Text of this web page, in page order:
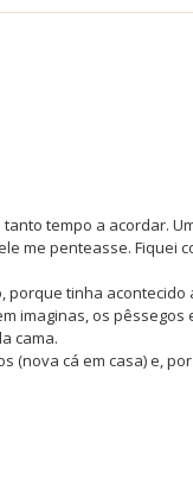
tempo a acordar.
me penteasse. Fiquei
tinha acontecido
imaginas, os
cama.
(nova cá em casa) e,